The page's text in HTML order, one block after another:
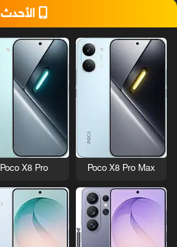
الأحدث
Poco X8 Pro Max
Poco X8 Pro